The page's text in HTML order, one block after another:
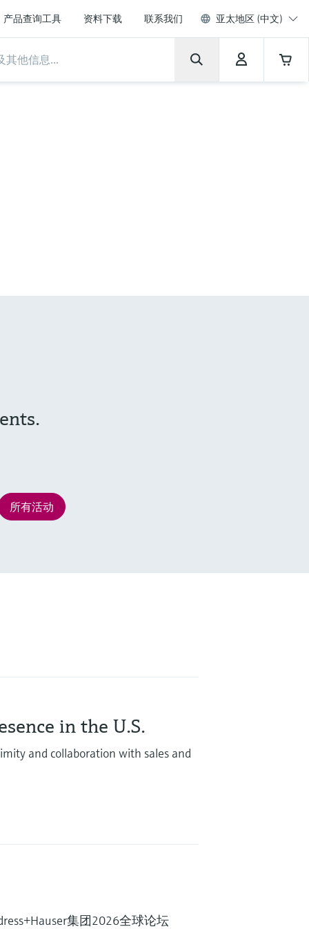
产品查询工具 资料下载 联系我们 亚太地区 (中文)
所有活动
in the U.S.
and collaboration with sales and
集团2026全球论坛